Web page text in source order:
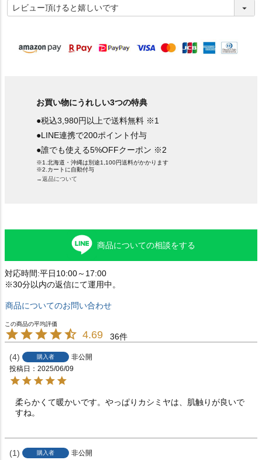
必
須
お買い物にうれしい3つの特典
●税込3,980円以上で送料無料 ※1
●LINE連携で200ポイント付与
●誰でも使える5%OFFクーポン ※2
※1.北海道・沖縄は別途1,100円送料がかかります
※2.カートに自動付与
→返品について
商品についての相談をする
対応時間:平日10:00～17:00
※30分以内の返信にて運用中。
商品についてのお問い合わせ
4.69 36
4 購入者
非公開
投稿日
2025/06/09
柔らかくて暖かいです。やっぱりカシミヤは、肌触りが良いで
すね。
1 購入者
非公開